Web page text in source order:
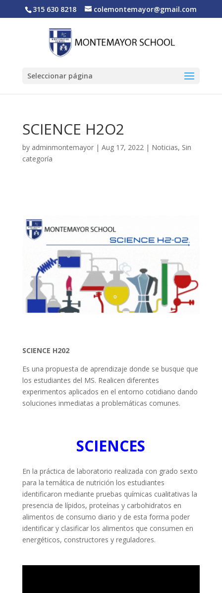
315 630 8218 colemontemayor@gmail.com
Seleccionar página
SCIENCE H2O2
by adminmontemayor| Aug 17, 2022| Noticias, Sin
categoría
SCIENCE H202
Es una propuesta de aprendizaje donde se busque que
los estudiantes del MS. Realicen diferentes
experimentos aplicados en el entorno cotidiano dando
soluciones inmediatas a problemáticas comunes.
SCIENCES
En la práctica de laboratorio realizada con grado sexto
para la temática de nutrición los estudiantes
identificaron mediante pruebas químicas cualitativas la
presencia de lípidos, proteínas y carbohidratos en
alimentos de consumo diario y de esta forma poder
identificar y clasificar los alimentos que consumen en
energéticos, constructores y reguladores.